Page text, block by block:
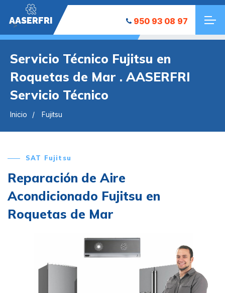
AASERFRI
"> 950 93 08 97
Servicio Técnico Fujitsu en
Roquetas de Mar . AASERFRI
Servicio Técnico
Inicio Fujitsu
SAT Fujitsu
Reparación de Aire
Acondicionado Fujitsu en
Roquetas de Mar